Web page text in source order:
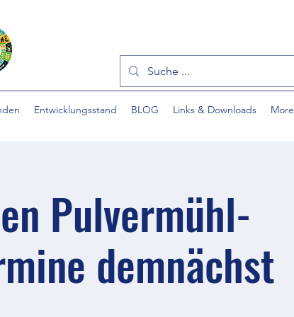
Entwicklungsstand BLOG Links & Downloads More
Pulvermühl-
demnächst